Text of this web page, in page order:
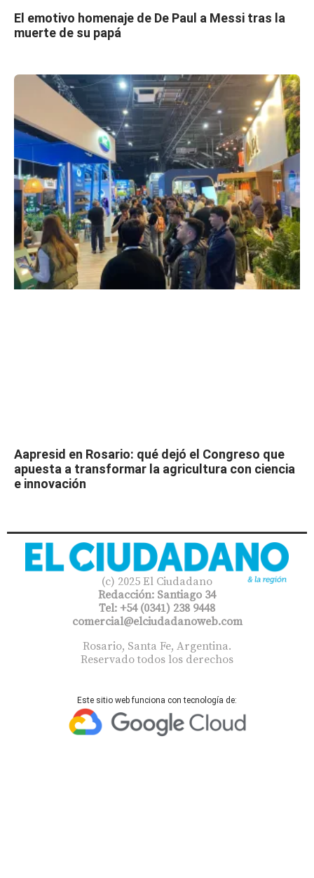
El emotivo homenaje de De Paul a Messi tras la
muerte de su papá
Aapresid en Rosario: qué dejó el Congreso que
apuesta a transformar la agricultura con ciencia
e innovación
(c) 2025 El Ciudadano
Redacción: Santiago 34
Tel: +54 (0341) 238 9448
comercial@elciudadanoweb.com​
Rosario, Santa Fe, Argentina.
Reservado todos los derechos
Este sitio web funciona con tecnología de: